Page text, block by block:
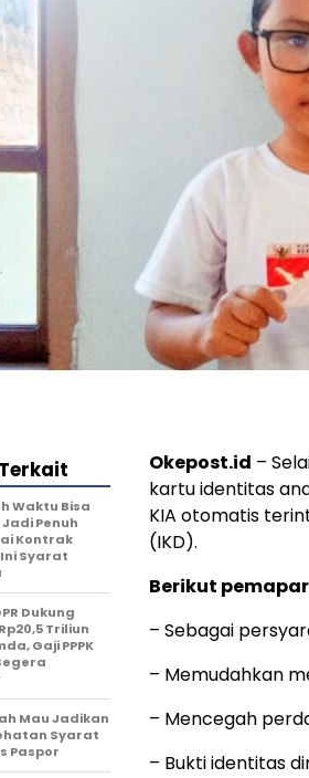
Okepost.id –
kartu identitas
KIA otomatis
(IKD).
Berikut
– Sebagai
– Memudahkan
– Mencegah
– Bukti identitas
Waktu Bisa
Penuh
Kontrak
Syarat
Dukung
Triliun
Gaji PPPK
Mau Jadikan
Syarat
Paspor